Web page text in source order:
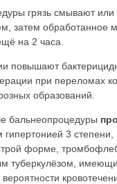
грязь смывают или
затем обработанное
на 2 часа.
повышают
при переломах
образований.
бальнеопроцедуры
3
форме,
туберкулёзом,